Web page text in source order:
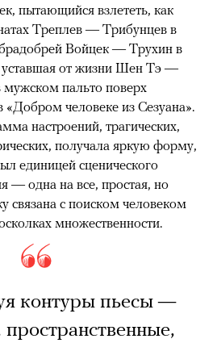
пытающийся взлететь, как
Треплев — Трибунцев в
Войцек — Трухин в
уставшая от жизни Шен Тэ —
мужском пальто поверх
человеке из Сезуана».
настроений, трагических,
получала яркую форму,
единицей сценического
— одна на все, простая, но
связана с поиском человеком
множественности.
контуры пьесы —